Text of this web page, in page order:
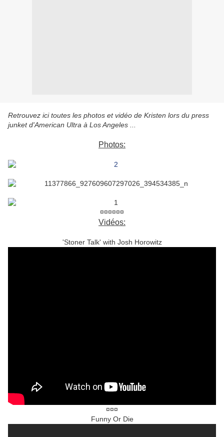
Retrouvez ici toutes les photos et vidéo de Kristen lors du press
junket d'American Ultra à Los Angeles ...
Photos:
¤¤¤¤¤¤
Vidéos:
'Stoner Talk' with Josh Horowitz
¤¤¤
Funny Or Die